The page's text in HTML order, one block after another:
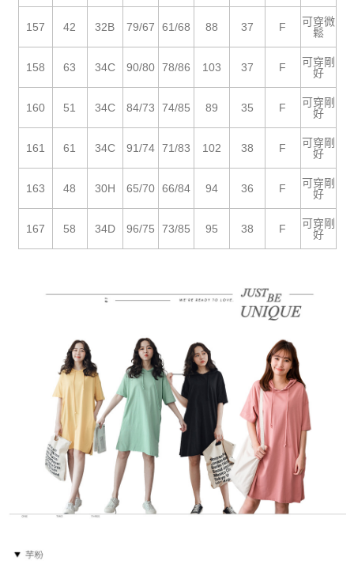
４．使用「AFTEE先享後付」時，將依據個別帳號之用戶狀況，依本公司即
時審查核予不同之上限額度；若仍有額度不足之情形，本公司將視審查結果
恩沛科技股份有限公司將有權停止該用戶之使用額度並採取法律行動。
157 42 32B 79/67 61/68 88 37 F
可穿微
鬆
158 63 34C 90/80 78/86 103 37 F
可穿剛
好
160 51 34C 84/73 74/85 89 35 F
可穿剛
好
161 61 34C 91/74 71/83 102 38 F
可穿剛
好
163 48 30H 65/70 66/84 94 36 F
可穿剛
好
167 58 34D 96/75 73/85 95 38 F
可穿剛
好